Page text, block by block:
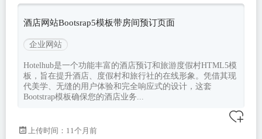
酒店网站Bootsrap5模板带房间预订页面
企业网站
Hotelhub是一个功能丰富的酒店预订和旅游度假村HTML5模
板，旨在提升酒店、度假村和旅行社的在线形象。凭借其现
代美学、无缝的用户体验和完全响应式的设计，这套
Bootstrap模板确保您的酒店业务...
上传时间：11个月前